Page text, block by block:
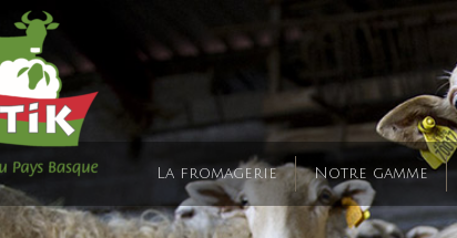
La fromagerie Notre gamme